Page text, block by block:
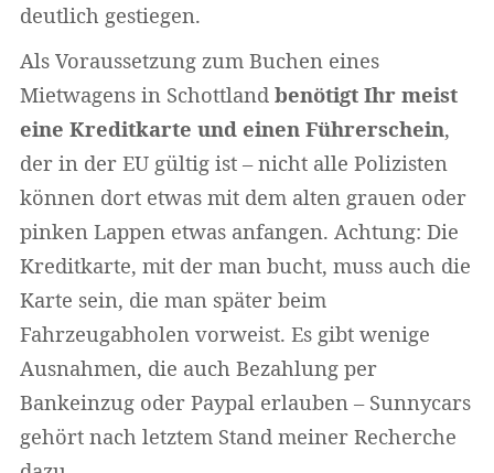
deutlich gestiegen.
Als Voraussetzung zum Buchen eines
Mietwagens in Schottland benötigt Ihr meist
eine Kreditkarte und einen Führerschein,
der in der EU gültig ist – nicht alle Polizisten
können dort etwas mit dem alten grauen oder
pinken Lappen etwas anfangen. Achtung: Die
Kreditkarte, mit der man bucht, muss auch die
Karte sein, die man später beim
Fahrzeugabholen vorweist. Es gibt wenige
Ausnahmen, die auch Bezahlung per
Bankeinzug oder Paypal erlauben – Sunnycars
gehört nach letztem Stand meiner Recherche